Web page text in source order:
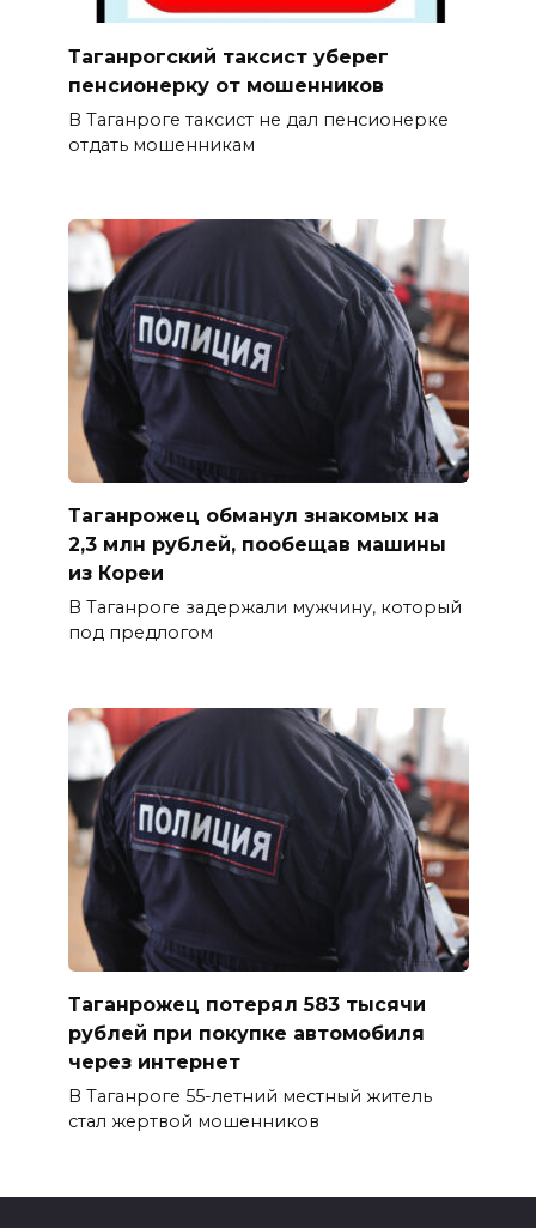
Таганрогский таксист уберег
пенсионерку от мошенников
В Таганроге таксист не дал пенсионерке
отдать мошенникам
Таганрожец обманул знакомых на
2,3 млн рублей, пообещав машины
из Кореи
В Таганроге задержали мужчину, который
под предлогом
Таганрожец потерял 583 тысячи
рублей при покупке автомобиля
через интернет
В Таганроге 55-летний местный житель
стал жертвой мошенников